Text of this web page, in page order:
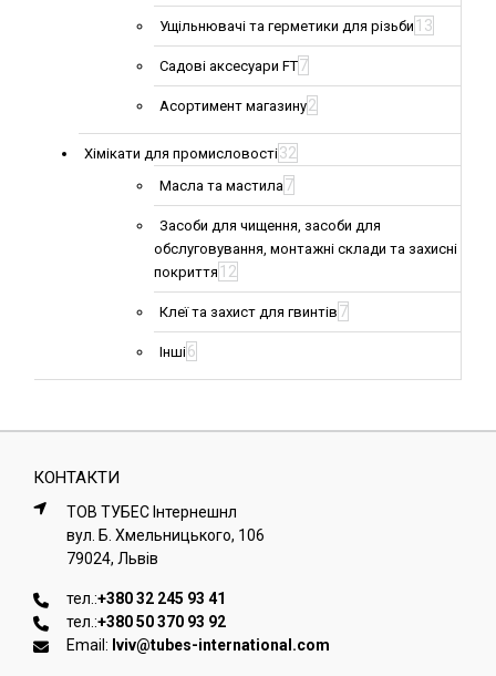
Ущільнювачі та герметики для різьби 13
Садові аксесуари FT7
Асортимент магазину2
Хімікати для промисловості32
Масла та мастила7
Засоби для чищення, засоби для
обслуговування, монтажні склади та захисні
покриття 12
Клеї та захист для гвинтів 7
Інші6
КОНТАКТИ
ТОВ ТУБЕС Iнтернешнл
вул. Б. Хмельницького, 106
79024, Львiв
тел.:+380 32 245 93 41
тел.:+380 50 370 93 92
Email: lviv@tubes-international.com